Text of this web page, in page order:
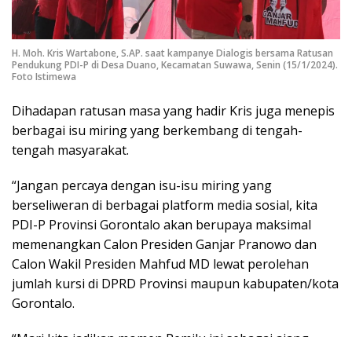
H. Moh. Kris Wartabone, S.AP. saat kampanye Dialogis bersama Ratusan
Pendukung PDI-P di Desa Duano, Kecamatan Suwawa, Senin (15/1/2024).
Foto Istimewa
Dihadapan ratusan masa yang hadir Kris juga menepis
berbagai isu miring yang berkembang di tengah-
tengah masyarakat.
“Jangan percaya dengan isu-isu miring yang
berseliweran di berbagai platform media sosial, kita
PDI-P Provinsi Gorontalo akan berupaya maksimal
memenangkan Calon Presiden Ganjar Pranowo dan
Calon Wakil Presiden Mahfud MD lewat perolehan
jumlah kursi di DPRD Provinsi maupun kabupaten/kota
Gorontalo.